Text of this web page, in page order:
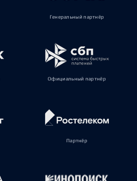
Генеральный партнёр
Официальный партнёр
Партнёр